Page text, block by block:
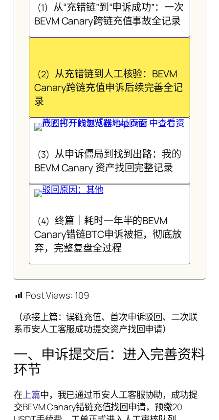
(1) 从“充错链”到“申诉成功”：一次
BEVM Canary跨链充值事故全记录
(2) 从充错链到人工核验：BEVM
Canary跨链充值申诉后续完善全记
录
(3) 从申诉僵局到找到出路：我的
BEVM Canary 资产找回完整记录
(4) 终篇｜耗时一年半的BEVM
Canary错链BTC申诉被拒，彻底放
弃，完整复盘全过程
Post Views: 109
（承接上篇：误链充值、首次申诉驳回、二次联
系币安人工客服成功提交资产找回申请）
一、申诉提交后：进入完善资料
环节
在上篇中，我已通过币安人工客服协助，成功提
交BEVM Canary错链充值找回申请，预缴20